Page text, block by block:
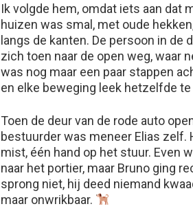
Ik volgde hem, omdat iets aan dat
huizen was smal, met oude
langs de kanten. De persoon in de
zich toen naar de open weg, waar
was nog maar een paar stappen
en elke beweging leek hetzelfde
Toen de deur van de rode auto
bestuurder was meneer Elias zelf.
mist, één hand op het stuur. Even
naar het portier, maar Bruno ging
sprong niet, hij deed niemand
maar onwrikbaar.